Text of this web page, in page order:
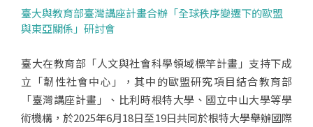
臺大與教育部臺灣講座計畫合辦「全球秩序變遷下的歐盟
與東亞關係」研討會
臺大在教育部「人文與社會科學領域標竿計畫」支持下成
立「韌性社會中心」，其中的歐盟研究項目結合教育部
「臺灣講座計畫」、比利時根特大學、國立中山大學等學
術機構，於2025年6月18日至19日共同於根特大學舉辦國際